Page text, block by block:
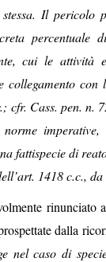
Il pericolo
percentuale
cui le attività
con
cfr. Cass. pen. n.
fattispecie di
1418 c.c.,
rinunciato
dalla
nel caso di